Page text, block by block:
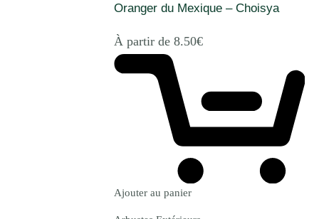
Oranger du Mexique – Choisya
À partir de 8.50€
Ajouter au panier